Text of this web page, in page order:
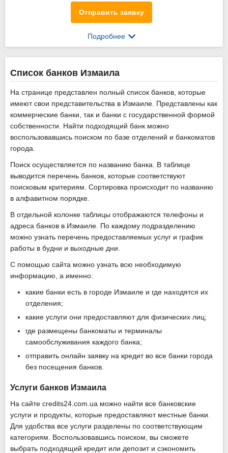
Отправить заявку
Подробнее
Список банков Измаила
На странице представлен полный список банков, которые
имеют свои представительства в Измаиле. Представлены как
коммерческие банки, так и банки с государственной формой
собственности. Найти подходящий банк можно
воспользовавшись поиском по базе отделений и банкоматов
города.
Поиск осуществляется по названию банка. В таблице
выводится перечень банков, которые соответствуют
поисковым критериям. Сортировка происходит по названию
в алфавитном порядке.
В отдельной колонке таблицы отображаются телефоны и
адреса банков в Измаиле. По каждому подразделению
можно узнать перечень предоставляемых услуг и график
работы в будни и выходные дни.
С помощью сайта можно узнать всю необходимую
информацию, а именно:
какие банки есть в городе Измаиле и где находятся их
отделения;
какие услуги они предоставляют для физических лиц;
где размещены банкоматы и терминалы
самообслуживания каждого банка;
отправить онлайн заявку на кредит во все банки города
без посещения банков.
Услуги банков Измаила
На сайте credits24.com.ua можно найти все банковские
услуги и продукты, которые предоставляют местные банки.
Для удобства все услуги разделены по соответствующим
категориям. Воспользовавшись поиском, вы сможете
выбрать подходящий кредит или депозит и сэкономить